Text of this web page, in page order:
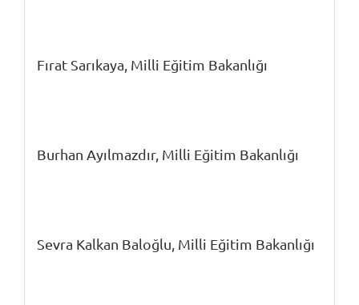
Fırat Sarıkaya, Milli Eğitim Bakanlığı
Burhan Ayılmazdır, Milli Eğitim Bakanlığı
Sevra Kalkan Baloğlu, Milli Eğitim Bakanlığı